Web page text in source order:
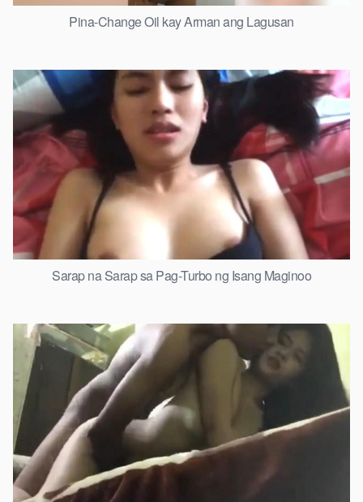
Pina-Change Oil kay Arman ang Lagusan
Sarap na Sarap sa Pag-Turbo ng Isang Maginoo